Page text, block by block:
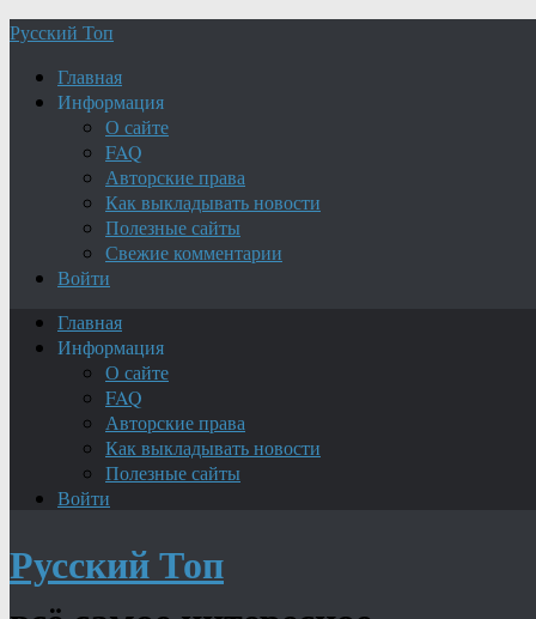
Русский Топ
Главная
Информация
О сайте
FAQ
Авторские права
Как выкладывать новости
Полезные сайты
Свежие комментарии
Войти
Главная
Информация
О сайте
FAQ
Авторские права
Как выкладывать новости
Полезные сайты
Войти
Русский Топ